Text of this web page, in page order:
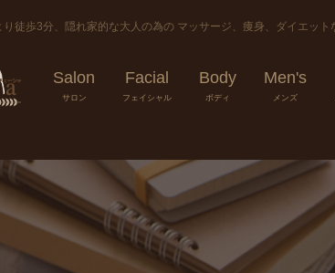
徒歩3分、隠れ家的な大人の為の マッサージ、痩身、ダイエット
Salon
サロン
Facial
フェイシャル
Body
ボディ
Men's
メンズ